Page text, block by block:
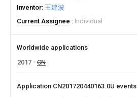
Inventor 王建波
Current Assignee
Individual
Worldwide applications
2017
CN
Application CN201720440163.0U events